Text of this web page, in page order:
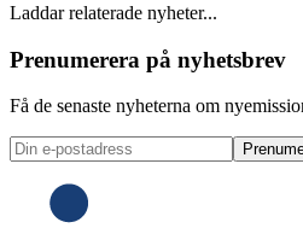
Laddar relaterade nyheter...
Prenumerera på nyhetsbrev
Få de senaste nyheterna om